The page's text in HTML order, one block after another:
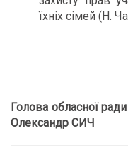
їхніх сімей (Н.
Голова
Олександр СИЧ